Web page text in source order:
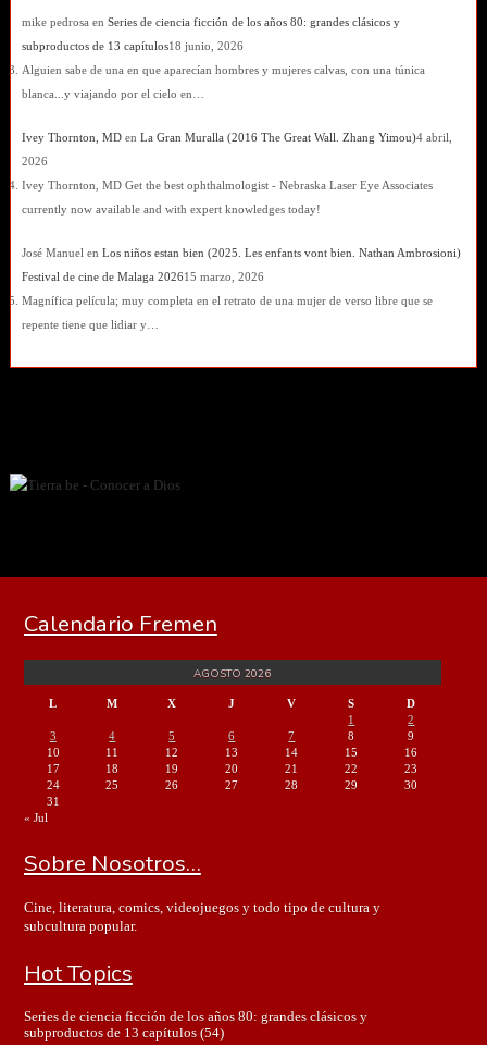
mike pedrosa en Series de ciencia ficción de los años 80: grandes clásicos y
subproductos de 13 capítulos18 junio, 2026
Alguien sabe de una en que aparecían hombres y mujeres calvas, con una túnica
blanca...y viajando por el cielo en…
Ivey Thornton, MDen La Gran Muralla (2016 The Great Wall. Zhang Yimou)4 abril,
2026
Ivey Thornton, MD Get the best ophthalmologist - Nebraska Laser Eye Associates
currently now available and with expert knowledges today!
José Manuel en Los niños estan bien (2025. Les enfants vont bien. Nathan Ambrosioni)
Festival de cine de Malaga 202615 marzo, 2026
Magnífica película; muy completa en el retrato de una mujer de verso libre que se
repente tiene que lidiar y…
Calendario Fremen
AGOSTO 2026
L M X J V S
D
1
2
3
4 5 6 7 8
9
10
11 12 13 14 15
16
17
18 19 20 21 22
23
24
25 26 27 28 29
30
31
« Jul
Sobre Nosotros…
Cine, literatura, comics, videojuegos y todo tipo de cultura y
subcultura popular.
Hot Topics
Series de ciencia ficción de los años 80: grandes clásicos y
subproductos de 13 capítulos(54)